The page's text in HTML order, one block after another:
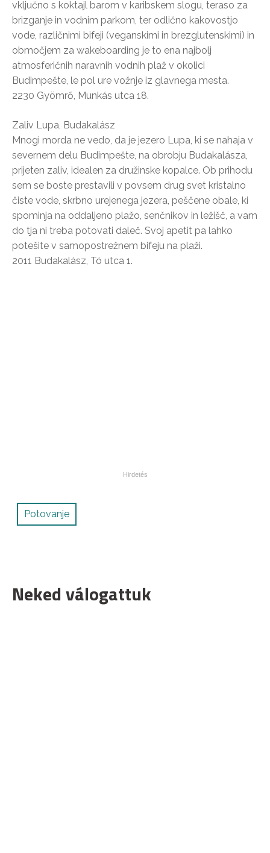
vključno s koktajl barom v karibskem slogu, teraso za
brizganje in vodnim parkom, ter odlično kakovostjo
vode, različnimi bifeji (veganskimi in brezglutenskimi) in
območjem za wakeboarding je to ena najbolj
atmosferičnih naravnih vodnih plaž v okolici
Budimpešte, le pol ure vožnje iz glavnega mesta.
2230 Gyömrő, Munkás utca 18.
Zaliv Lupa, Budakalász
Mnogi morda ne vedo, da je jezero Lupa, ki se nahaja v
severnem delu Budimpešte, na obrobju Budakalásza,
prijeten zaliv, idealen za družinske kopalce. Ob prihodu
sem se boste prestavili v povsem drug svet kristalno
čiste vode, skrbno urejenega jezera, peščene obale, ki
spominja na oddaljeno plažo, senčnikov in ležišč, a vam
do tja ni treba potovati daleč. Svoj apetit pa lahko
potešite v samopostrežnem bifeju na plaži.
2011 Budakalász, Tó utca 1.
Potovanje
Neked válogattuk